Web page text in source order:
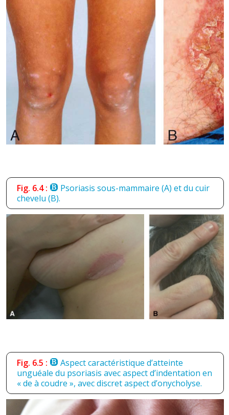
Fig. 6.4 :
Psoriasis sous-mammaire (A) et du cuir
chevelu (B).
Fig. 6.5 :
Aspect caractéristique d’atteinte
unguéale du psoriasis avec aspect d’indentation en
« de à coudre », avec discret aspect d’onycholyse.